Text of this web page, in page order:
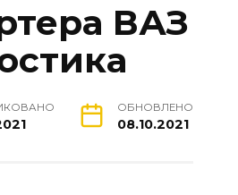
ВАЗ
ОБНОВЛЕНО
08.10.2021